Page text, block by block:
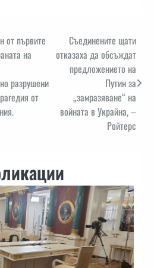
от първите
на
разрушени
от
Съединените щати
отказаха да обсъждат
предложението на
Путин за
„замразяване“ на
войната в Украйна, –
Ройтерс